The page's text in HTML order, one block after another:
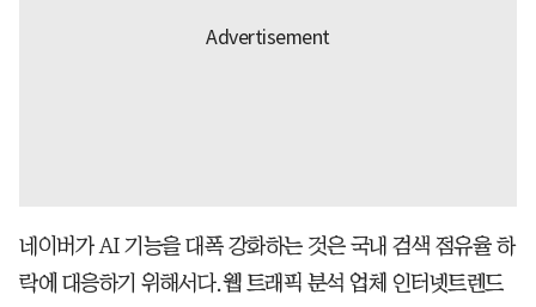
네이버가 AI 기능을 대폭 강화하는 것은 국내 검색 점유율 하
락에 대응하기 위해서다.웹 트래픽 분석 업체 인터넷트렌드